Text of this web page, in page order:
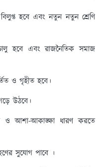
হবে এবং নতুন নতুন শ্রেণি
হবে এবং রাজনৈতিক সমাজ
ও গৃহীত হবে।
উঠবে।
ও আশা-আকাঙ্ক্ষা ধারণ করতে
সুযোগ পাবে ।